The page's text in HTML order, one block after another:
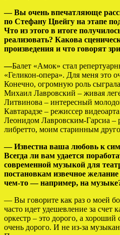
— Вы очень впечатляюще
по Стефану Цвейгу на этапе
Что из этого в итоге
реализовать? Какова
произведения и что говорят
—Балет «Амок» стал
«Геликон-опера». Для меня это
Конечно, огромную роль
Михаил Лавровский – живая
Литвинова – интересный
Кавтарадзе – режиссер
Леонидом Лавровским-Гарсиа –
либретто, моим старинным
— Известна ваша любовь к
Всегда ли вам удается
современной музыкой для
постановкам извечное
чем-то — например, на
— Вы говорите как раз о моей
часто идет удешевление за счет
оркестр – это дорого, а
очень дорого. И не из-за